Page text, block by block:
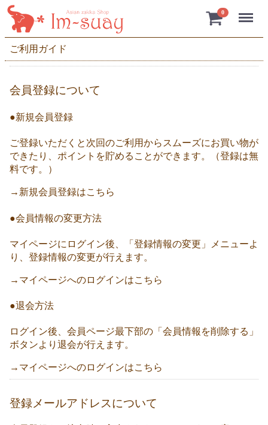
0 Menu
ご利用ガイド
会員登録について
●新規会員登録
ご登録いただくと次回のご利用からスムーズにお買い物が
できたり、ポイントを貯めることができます。（登録は無
料です。）
→新規会員登録はこちら
●会員情報の変更方法
マイページにログイン後、「登録情報の変更」メニューよ
り、登録情報の変更が行えます。
→マイページへのログインはこちら
●退会方法
ログイン後、会員ページ最下部の「会員情報を削除する」
ボタンより退会が行えます。
→マイページへのログインはこちら
登録メールアドレスについて